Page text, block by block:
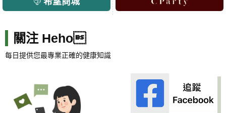
關注 Heho
每日提供您最專業正確的健康知識